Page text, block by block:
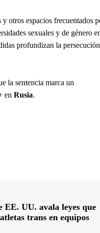
otros espacios frecuentados
sexuales y de género
profundizan la
la sentencia marca un
en Rusia.
EE. UU. avala leyes que
trans en equipos